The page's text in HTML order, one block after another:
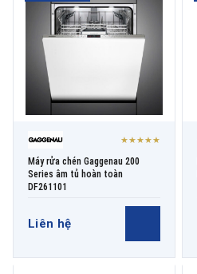
★★★★★
Máy rửa chén Gaggenau 200
Series âm tủ hoàn toàn
DF261101
Liên hệ